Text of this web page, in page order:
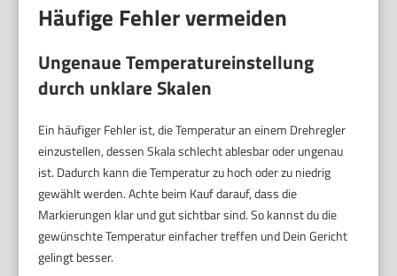
Häufige Fehler vermeiden
Ungenaue Temperatureinstellung
durch unklare Skalen
Ein häufiger Fehler ist, die Temperatur an einem Drehregler
einzustellen, dessen Skala schlecht ablesbar oder ungenau
ist. Dadurch kann die Temperatur zu hoch oder zu niedrig
gewählt werden. Achte beim Kauf darauf, dass die
Markierungen klar und gut sichtbar sind. So kannst du die
gewünschte Temperatur einfacher treffen und Dein Gericht
gelingt besser.